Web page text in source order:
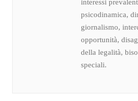
interessi
psicodinamica,
giornalismo,
opportunità,
della legalità,
speciali.